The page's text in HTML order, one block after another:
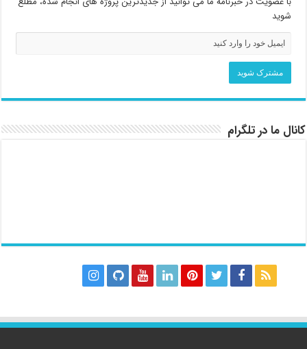
شوید
کانال ما در تلگرام